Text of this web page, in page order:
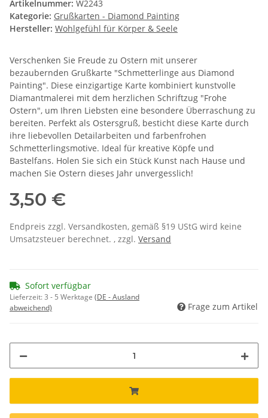
Artikelnummer: W2243
Kategorie: Grußkarten - Diamond Painting
Hersteller: Wohlgefühl für Körper & Seele
Verschenken Sie Freude zu Ostern mit unserer
bezaubernden Grußkarte "Schmetterlinge aus Diamond
Painting". Diese einzigartige Karte kombiniert kunstvolle
Diamantmalerei mit dem herzlichen Schriftzug "Frohe
Ostern", um Ihren Liebsten eine besondere Überraschung zu
bereiten. Perfekt als Ostersgruß, besticht diese Karte durch
ihre liebevollen Detailarbeiten und farbenfrohen
Schmetterlingsmotive. Ideal für kreative Köpfe und
Bastelfans. Holen Sie sich ein Stück Kunst nach Hause und
machen Sie Ostern dieses Jahr unvergesslich!
3,50 €
Endpreis zzgl. Versandkosten, gemäß §19 UStG wird keine
Umsatzsteuer berechnet. , zzgl. Versand
Sofort verfügbar
Lieferzeit:3 - 5 Werktage (DE - Ausland
abweichend)
Frage zum Artikel